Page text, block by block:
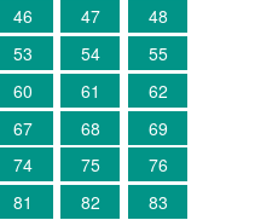
46 47
48
53 54
55
60 61
62
67 68
69
74 75
76
81 82 83